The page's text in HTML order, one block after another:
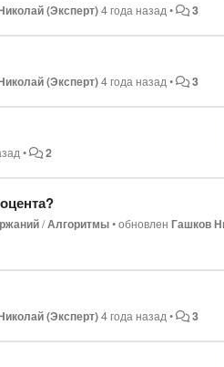
(Эксперт)4 года назад• 3
(Эксперт)4 года назад• 3
• 2
/Алгоритмы•обновленГашков
(Эксперт)4 года назад• 3